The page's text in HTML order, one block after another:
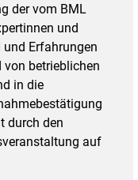
der vom BML
und
und Erfahrungen
betrieblichen
in die
durch den
auf